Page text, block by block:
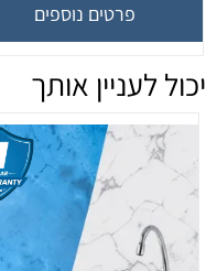
פרטים נוספים
יכול לעניין אותך